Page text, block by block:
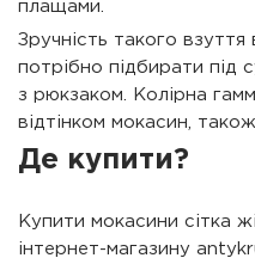
плащами.
Зручність такого
потрібно підбирати під
з рюкзаком. Колірна
відтінком мокасин, також
Де купити?
Купити мокасини сітка
інтернет-магазину